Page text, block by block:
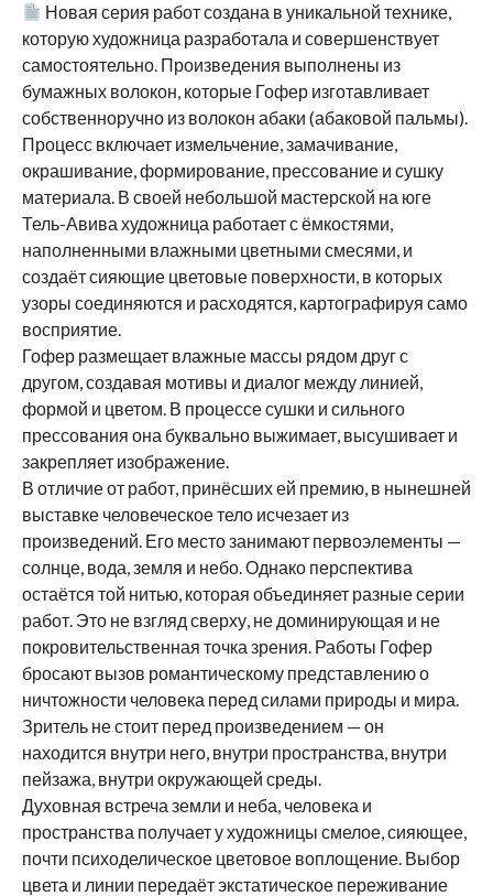
Новая серия работ создана в уникальной технике,
которую художница разработала и совершенствует
самостоятельно. Произведения выполнены из
бумажных волокон, которые Гофер изготавливает
собственноручно из волокон абаки (абаковой пальмы).
Процесс включает измельчение, замачивание,
окрашивание, формирование, прессование и сушку
материала. В своей небольшой мастерской на юге
Тель-Авива художница работает с ёмкостями,
наполненными влажными цветными смесями, и
создаёт сияющие цветовые поверхности, в которых
узоры соединяются и расходятся, картографируя само
восприятие.
Гофер размещает влажные массы рядом друг с
другом, создавая мотивы и диалог между линией,
формой и цветом. В процессе сушки и сильного
прессования она буквально выжимает, высушивает и
закрепляет изображение.
В отличие от работ, принёсших ей премию, в нынешней
выставке человеческое тело исчезает из
произведений. Его место занимают первоэлементы —
солнце, вода, земля и небо. Однако перспектива
остаётся той нитью, которая объединяет разные серии
работ. Это не взгляд сверху, не доминирующая и не
покровительственная точка зрения. Работы Гофер
бросают вызов романтическому представлению о
ничтожности человека перед силами природы и мира.
Зритель не стоит перед произведением — он
находится внутри него, внутри пространства, внутри
пейзажа, внутри окружающей среды.
Духовная встреча земли и неба, человека и
пространства получает у художницы смелое, сияющее,
почти психоделическое цветовое воплощение. Выбор
цвета и линии передаёт экстатическое переживание